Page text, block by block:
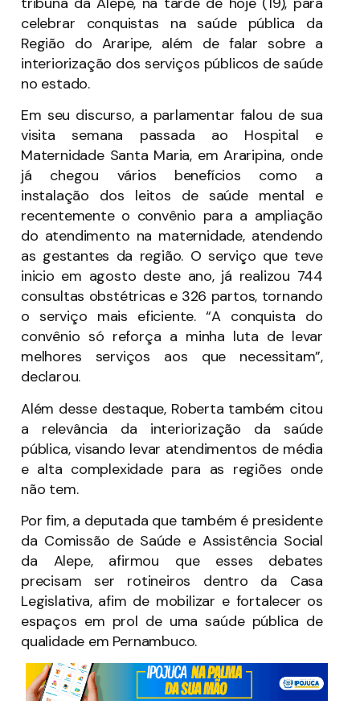
celebrar conquistas na saúde pública da
Região do Araripe, além de falar sobre a
interiorização dos serviços públicos de saúde
no estado.
Em seu discurso, a parlamentar falou de sua
visita semana passada ao Hospital e
Maternidade Santa Maria, em Araripina, onde
já chegou vários benefícios como a
instalação dos leitos de saúde mental e
recentemente o convênio para a ampliação
do atendimento na maternidade, atendendo
as gestantes da região. O serviço que teve
inicio em agosto deste ano, já realizou 744
consultas obstétricas e 326 partos, tornando
o serviço mais eficiente. “A conquista do
convênio só reforça a minha luta de levar
melhores serviços aos que necessitam”,
declarou.
Além desse destaque, Roberta também citou
a relevância da interiorização da saúde
pública, visando levar atendimentos de média
e alta complexidade para as regiões onde
não tem.
Por fim, a deputada que também é presidente
da Comissão de Saúde e Assistência Social
da Alepe, afirmou que esses debates
precisam ser rotineiros dentro da Casa
Legislativa, afim de mobilizar e fortalecer os
espaços em prol de uma saúde pública de
qualidade em Pernambuco.